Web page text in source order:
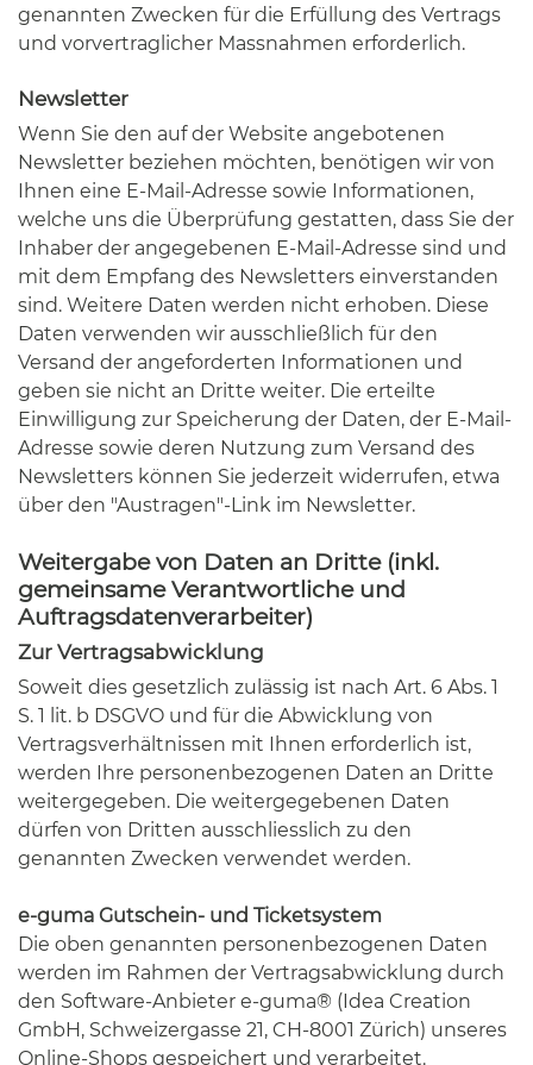
genannten Zwecken für die Erfüllung des Vertrags
und vorvertraglicher Massnahmen erforderlich.
Newsletter
Wenn Sie den auf der Website angebotenen
Newsletter beziehen möchten, benötigen wir von
Ihnen eine E-Mail-Adresse sowie Informationen,
welche uns die Überprüfung gestatten, dass Sie der
Inhaber der angegebenen E-Mail-Adresse sind und
mit dem Empfang des Newsletters einverstanden
sind. Weitere Daten werden nicht erhoben. Diese
Daten verwenden wir ausschließlich für den
Versand der angeforderten Informationen und
geben sie nicht an Dritte weiter. Die erteilte
Einwilligung zur Speicherung der Daten, der E-Mail-
Adresse sowie deren Nutzung zum Versand des
Newsletters können Sie jederzeit widerrufen, etwa
über den "Austragen"-Link im Newsletter.
Weitergabe von Daten an Dritte (inkl.
gemeinsame Verantwortliche und
Auftragsdatenverarbeiter)
Zur Vertragsabwicklung
Soweit dies gesetzlich zulässig ist nach Art. 6 Abs. 1
S. 1 lit. b DSGVO und für die Abwicklung von
Vertragsverhältnissen mit Ihnen erforderlich ist,
werden Ihre personenbezogenen Daten an Dritte
weitergegeben. Die weitergegebenen Daten
dürfen von Dritten ausschliesslich zu den
genannten Zwecken verwendet werden.
e-guma Gutschein- und Ticketsystem
Die oben genannten personenbezogenen Daten
werden im Rahmen der Vertragsabwicklung durch
den Software-Anbieter e-guma® (Idea Creation
GmbH, Schweizergasse 21, CH-8001 Zürich) unseres
Online-Shops gespeichert und verarbeitet.